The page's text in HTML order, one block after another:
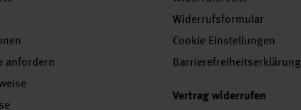
anfordern
Widerrufsformular
Cookie Einstellungen
Barrierefreiheitserklärung
Vertrag widerrufen